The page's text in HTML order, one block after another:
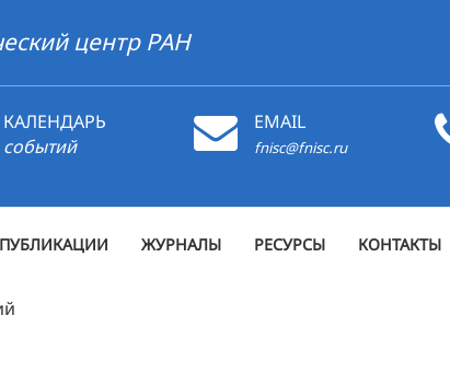
центр РАН
КАЛЕНДАРЬ
событий
EMAIL
fnisc@fnisc.ru
ПУБЛИКАЦИИ ЖУРНАЛЫ РЕСУРСЫ КОНТАКТЫ